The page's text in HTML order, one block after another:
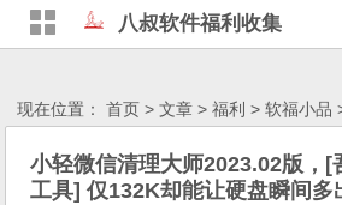
八叔软件福利收集
现在位置：首页 >文章 >福利 >软福小品
小轻微信清理大师2023.02版，[
工具] 仅132K却能让硬盘瞬间多